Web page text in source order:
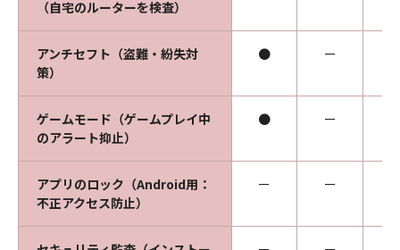
（自宅のルーターを検査）
アンチセフト（盗難・紛失対
策）
● ー
ゲームモード（ゲームプレイ中
のアラート抑止）
● ー
アプリのロック（Android用：
不正アクセス防止）
ー ー